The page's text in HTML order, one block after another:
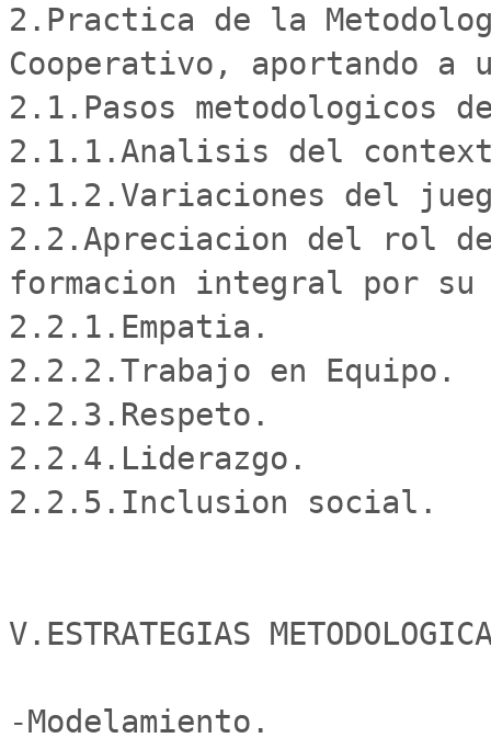
2.Practica de la
Cooperativo, aportando a
2.1.Pasos metodologicos
2.1.1.Analisis del
2.1.2.Variaciones del
2.2.Apreciacion del rol
formacion integral por
2.2.1.Empatia.
2.2.2.Trabajo en Equipo.
2.2.3.Respeto.
2.2.4.Liderazgo.
2.2.5.Inclusion social.
V.ESTRATEGIAS
-Modelamiento.